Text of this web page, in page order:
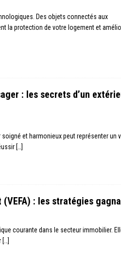
Des objets connectés aux
la protection de votre logement et
: les secrets d’un
et harmonieux peut représenter un
[…]
: les stratégies
courante dans le secteur immobilier.
[…]